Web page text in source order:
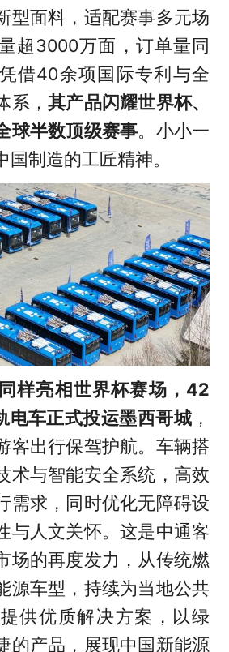
型面料，适配赛事多元场
超3000万面，订单量同
借40余项国际专利与全
系，其产品闪耀世界杯、
球半数顶级赛事。小小一
制造的工匠精神。
样亮相世界杯赛场，42
电车正式投运墨西哥城 ，
客出行保驾护航。车辆搭
术与智能安全系统，高效
需求，同时优化无障碍设
与人文关怀。这是中通客
场的再度发力，从传统燃
源车型，持续为当地公共
供优质解决方案，以绿
的产品，展现中国新能源